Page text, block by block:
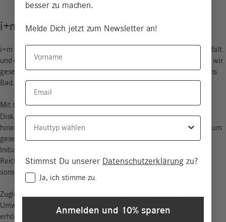
i+m × St. Pauli Edition
i+m und der FC St. Pauli spielen im selben Team: für Fairness, Vielfalt
und ein demokratisches, offenes Miteinander. Gemeinsam bringen wir
gesellschaftliches Engagement ins Spiel und bewussten Konsum ins
Bad.
Mit seinem klaren Bekenntnis zu sozialer Gerechtigkeit und gegen
Diskriminierung bezieht derFC St. PauliPosition. Über den Sport
hinaus engagiert sich der Verein in zahlreichen sozialen Projekten, um
gesellschaftliche Verantwortung zu stärken. Er unterstützt lokale
Initiativen für Chancengleichheit und Inklusion und nutzt seine
Reichweite, um Menschen und Gruppen Gehör zu verschaffen, die
sonst weniger sichtbar wären.
Zugleich arbeitet der Verein daran, negative Auswirkungen auf die
Umwelt zu reduzieren, den Anteil erneuerbarer Energien zu
erhöhen und Ressourcen bewusster zu nutzen – etwa im
besser zu machen.
Melde Dich jetzt zum Newsletter an!
Vorname
Email
Hauttyp
Stimmst Du unserer Datenschutzerklärung zu?
ConsentJa, ich stimme zu.
Anmelden und 10% sparen